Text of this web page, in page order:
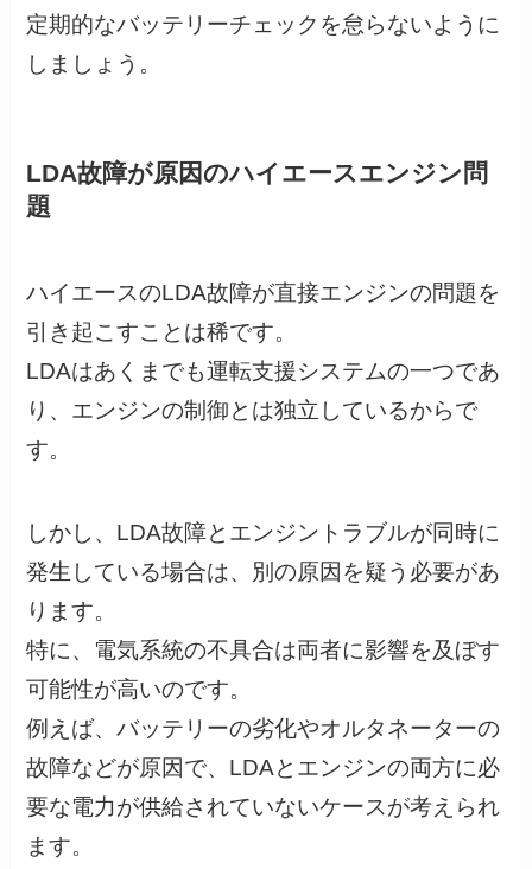
定期的なバッテリーチェックを怠らないように
しましょう。
LDA故障が原因のハイエースエンジン問
題
ハイエースのLDA故障が直接エンジンの問題を
引き起こすことは稀です。
LDAはあくまでも運転支援システムの一つであ
り、エンジンの制御とは独立しているからで
す。
しかし、LDA故障とエンジントラブルが同時に
発生している場合は、別の原因を疑う必要があ
ります。
特に、電気系統の不具合は両者に影響を及ぼす
可能性が高いのです。
例えば、バッテリーの劣化やオルタネーターの
故障などが原因で、LDAとエンジンの両方に必
要な電力が供給されていないケースが考えられ
ます。